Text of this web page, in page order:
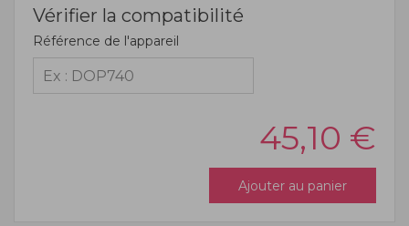
Vérifier la compatibilité
Référence de l'appareil
45,10 €
Ajouter au panier